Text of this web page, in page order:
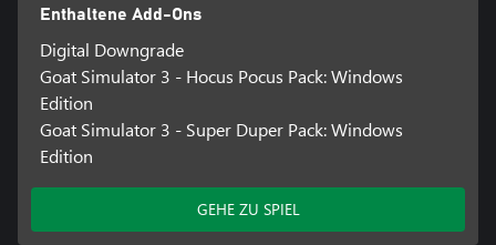
Enthaltene Add-Ons
Digital Downgrade
Goat Simulator 3 - Hocus Pocus Pack: Windows
Edition
Goat Simulator 3 - Super Duper Pack: Windows
Edition
GEHE ZU SPIEL